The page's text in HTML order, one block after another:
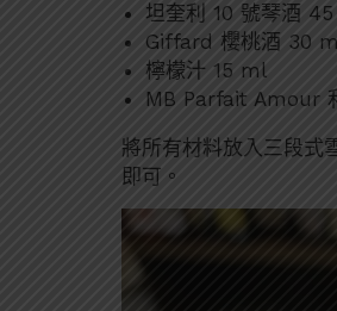
坦奎利 10 號琴酒
Giffard 櫻桃酒 30
檸檬汁 15 ml
MB Parfait Amour
將所有材料放入三段式
即可。